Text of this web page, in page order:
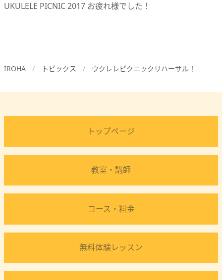
IROHA トピックス ウクレレピクニックリハーサル！
UKULELE PICNIC 2017 お疲れ様でした！
トップページ
教室・講師
コース・料金
無料体験レッスン